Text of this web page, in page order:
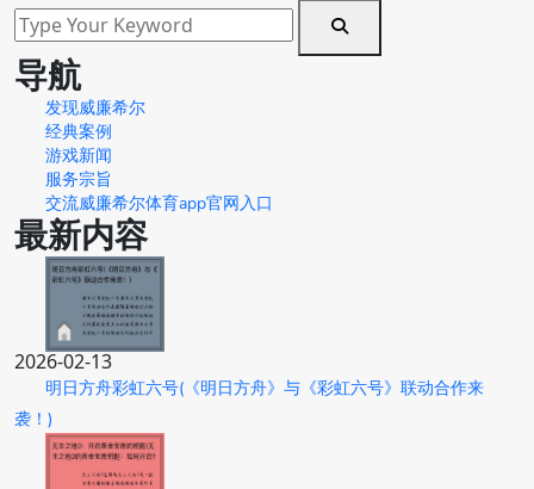
导航
发现威廉希尔
经典案例
游戏新闻
服务宗旨
交流威廉希尔体育app官网入口
最新内容
2026-02-13
明日方舟彩虹六号(《明日方舟》与《彩虹六号》联动合作来
袭！)